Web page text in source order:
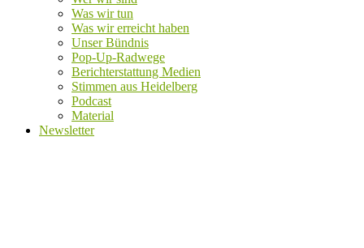
Was wir tun
Was wir erreicht haben
Unser Bündnis
Pop-Up-Radwege
Berichterstattung Medien
Stimmen aus Heidelberg
Podcast
Material
Newsletter